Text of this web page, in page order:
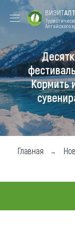
Форум VISIT
ALTAI
Туры
Где
Чем
Где
ВИЗИТ
Алтайского
Кормить
Главная